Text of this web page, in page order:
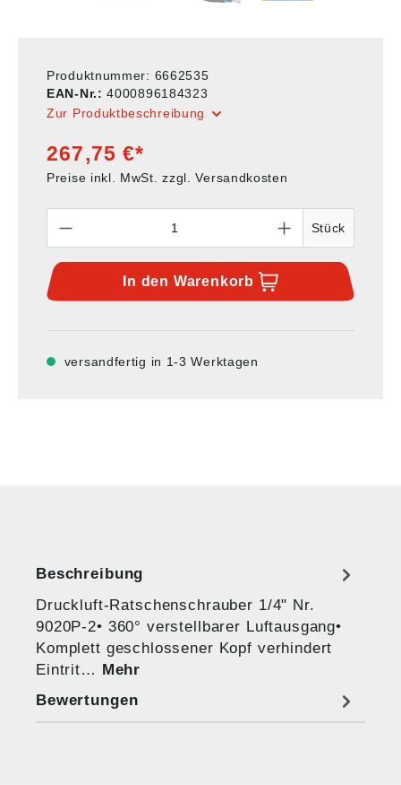
Produktnummer: 6662535
EAN-Nr.:4000896184323
Zur Produktbeschreibung
267,75 €*
Preise inkl. MwSt. zzgl. Versandkosten
Stück
In den Warenkorb
versandfertig in 1-3 Werktagen
Beschreibung
Druckluft-Ratschenschrauber 1/4" Nr.
9020P-2• 360° verstellbarer Luftausgang•
Komplett geschlossener Kopf verhindert
Eintrit… Mehr
Bewertungen